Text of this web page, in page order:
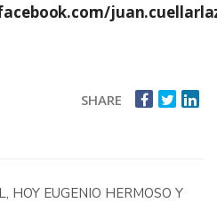
SHARE
HOY EUGENIO HERMOSO Y